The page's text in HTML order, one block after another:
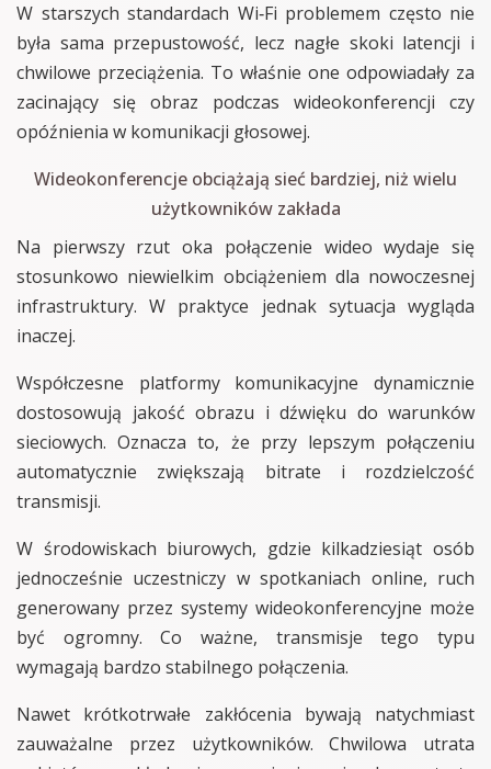
W starszych standardach Wi‑Fi problemem często nie
była sama przepustowość, lecz nagłe skoki latencji i
chwilowe przeciążenia. To właśnie one odpowiadały za
zacinający się obraz podczas wideokonferencji czy
opóźnienia w komunikacji głosowej.
Wideokonferencje obciążają sieć bardziej, niż wielu
użytkowników zakłada
Na pierwszy rzut oka połączenie wideo wydaje się
stosunkowo niewielkim obciążeniem dla nowoczesnej
infrastruktury. W praktyce jednak sytuacja wygląda
inaczej.
Współczesne platformy komunikacyjne dynamicznie
dostosowują jakość obrazu i dźwięku do warunków
sieciowych. Oznacza to, że przy lepszym połączeniu
automatycznie zwiększają bitrate i rozdzielczość
transmisji.
W środowiskach biurowych, gdzie kilkadziesiąt osób
jednocześnie uczestniczy w spotkaniach online, ruch
generowany przez systemy wideokonferencyjne może
być ogromny. Co ważne, transmisje tego typu
wymagają bardzo stabilnego połączenia.
Nawet krótkotrwałe zakłócenia bywają natychmiast
zauważalne przez użytkowników. Chwilowa utrata